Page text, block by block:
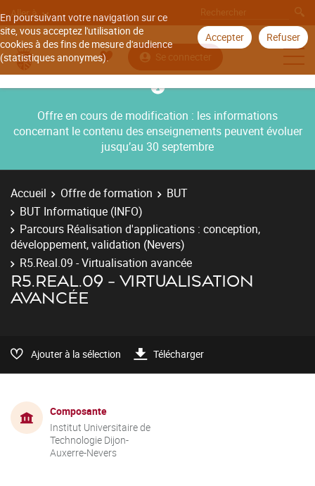
En poursuivant votre navigation sur ce
site, vous acceptez l'utilisation de
cookies à des fins de mesure d'audience
(statistiques anonymes).
Accepter Refuser
Aller à
Se connecter
Offre en cours de modification : les informations
concernant le contenu des enseignements peuvent évoluer
jusqu’au 30 septembre
Accueil Offre de formation
BUT
BUT Informatique (INFO)
Parcours Réalisation d'applications : conception,
développement, validation (Nevers)
R5.Real.09 - Virtualisation avancée
R5.REAL.09 - VIRTUALISATION
AVANCÉE
Ajouter à la sélection Télécharger
Composante
Institut Universitaire de
Technologie Dijon-
Auxerre-Nevers